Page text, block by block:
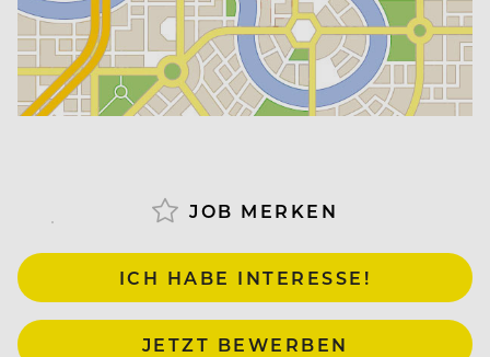
JOB MERKEN
ICH HABE INTERESSE!
JETZT BEWERBEN